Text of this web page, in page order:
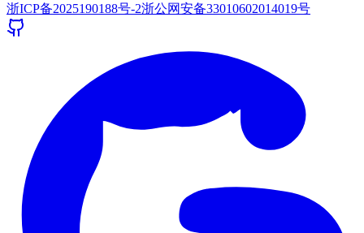
浙ICP备2025190188号-2浙公网安备33010602014019号